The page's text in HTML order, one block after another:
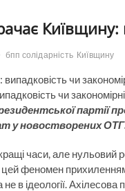
Київщину:
бпп солідарність Київщину
чи
партії
у новостворених
часи, але нульовий
феномен
в ідеології. Ахілесова